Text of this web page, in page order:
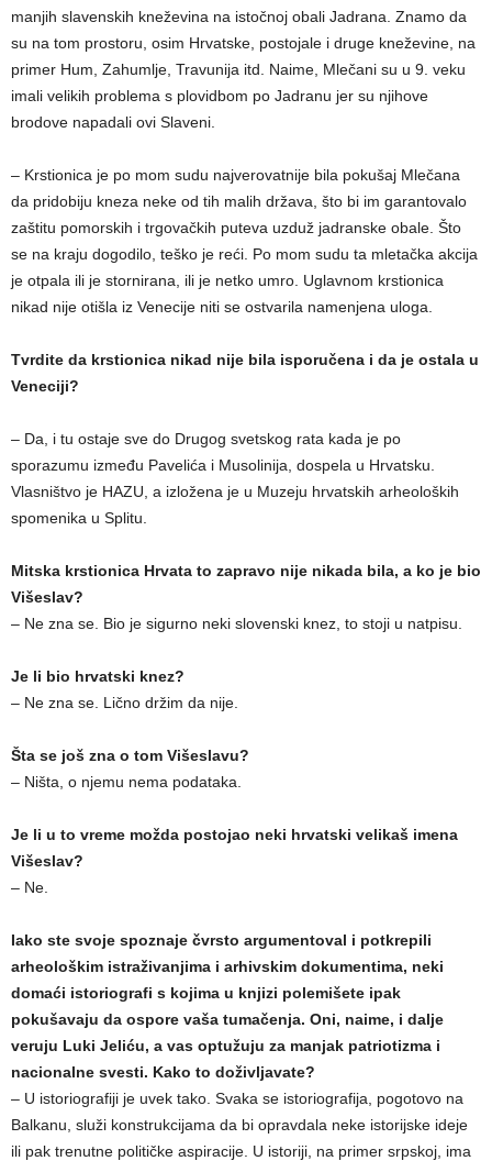
manjih slavenskih kneževina na istočnoj obali Jadrana. Znamo da
su na tom prostoru, osim Hrvatske, postojale i druge kneževine, na
primer Hum, Zahumlje, Travunija itd. Naime, Mlečani su u 9. veku
imali velikih problema s plovidbom po Jadranu jer su njihove
brodove napadali ovi Slaveni.
– Krstionica je po mom sudu najverovatnije bila pokušaj Mlečana
da pridobiju kneza neke od tih malih država, što bi im garantovalo
zaštitu pomorskih i trgovačkih puteva uzduž jadranske obale. Što
se na kraju dogodilo, teško je reći. Po mom sudu ta mletačka akcija
je otpala ili je stornirana, ili je netko umro. Uglavnom krstionica
nikad nije otišla iz Venecije niti se ostvarila namenjena uloga.
Tvrdite da krstionica nikad nije bila isporučena i da je ostala u
Veneciji?
– Da, i tu ostaje sve do Drugog svetskog rata kada je po
sporazumu između Pavelića i Musolinija, dospela u Hrvatsku.
Vlasništvo je HAZU, a izložena je u Muzeju hrvatskih arheoloških
spomenika u Splitu.
Mitska krstionica Hrvata to zapravo nije nikada bila, a ko je bio
Višeslav?
– Ne zna se. Bio je sigurno neki slovenski knez, to stoji u natpisu.
Je li bio hrvatski knez?
– Ne zna se. Lično držim da nije.
Šta se još zna o tom Višeslavu?
– Ništa, o njemu nema podataka.
Je li u to vreme možda postojao neki hrvatski velikaš imena
Višeslav?
– Ne.
Iako ste svoje spoznaje čvrsto argumentoval i potkrepili
arheološkim istraživanjima i arhivskim dokumentima, neki
domaći istoriografi s kojima u knjizi polemišete ipak
pokušavaju da ospore vaša tumačenja. Oni, naime, i dalje
veruju Luki Jeliću, a vas optužuju za manjak patriotizma i
nacionalne svesti. Kako to doživljavate?
– U istoriografiji je uvek tako. Svaka se istoriografija, pogotovo na
Balkanu, služi konstrukcijama da bi opravdala neke istorijske ideje
ili pak trenutne političke aspiracije. U istoriji, na primer srpskoj, ima